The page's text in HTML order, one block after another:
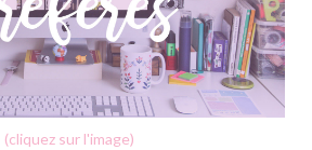
(cliquez sur l'image)